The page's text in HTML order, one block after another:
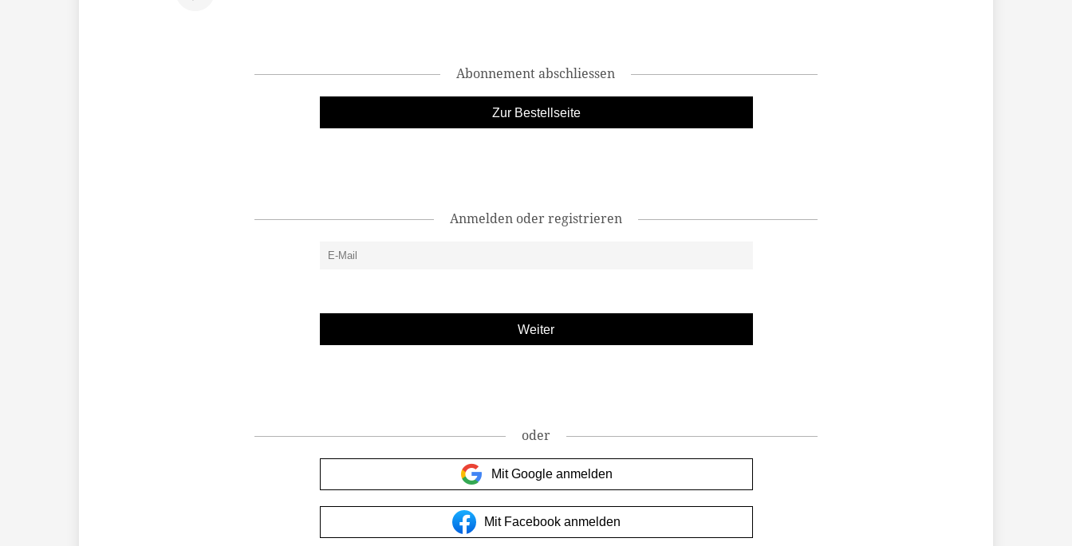
Abonnement abschliessen
Zur Bestellseite
Anmelden oder registrieren
oder
Mit Google anmelden
Mit Facebook anmelden